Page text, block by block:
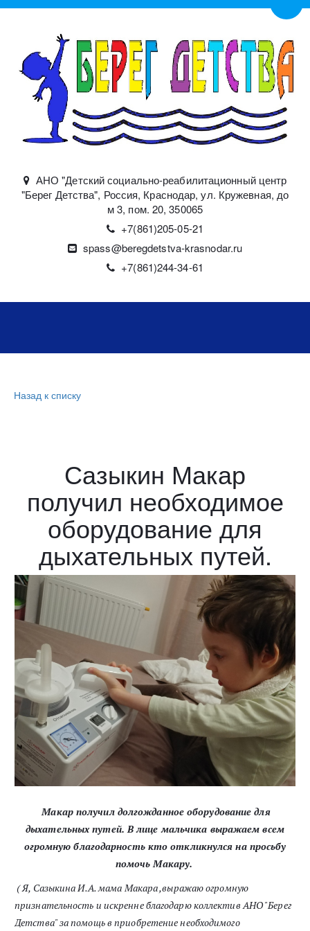
АНО "Детский социально-реабилитационный центр
"Берег Детства", Россия, Краснодар,ул. Кружевная, до
м 3, пом. 20,350065
+7(861)205-05-21
spass@beregdetstva-krasnodar.ru
+7(861)244-34-61
Назад к списку
Сазыкин Макар
получил необходимое
оборудование для
дыхательных путей.
Макар получил долгожданное оборудование для
дыхательных путей. В лице мальчика выражаем всем
огромную благодарность кто откликнулся на просьбу
помочь Макару.
( Я, Сазыкина И.А. мама Макара ,выражаю огромную
признательность и искренне благодарю коллектив АНО "Берег
Детства" за помощь в приобретение необходимого